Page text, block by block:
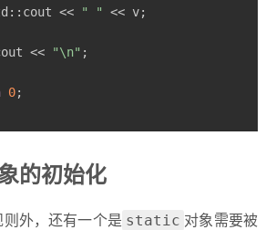
<<
" "
<< v;
<<
"\n" ;
0;
的初始化
外，还有一个是 static 对象需要被